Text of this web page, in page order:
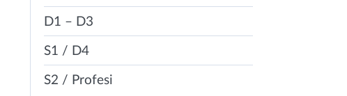
D1 – D3
S1 / D4
S2 / Profesi